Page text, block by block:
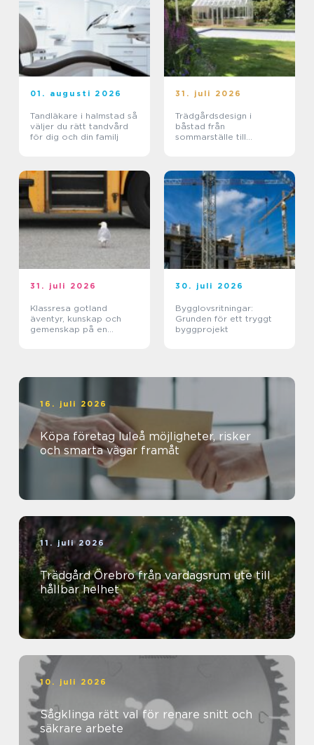
01. augusti 2026
Tandläkare i halmstad så
väljer du rätt tandvård
för dig och din familj
31. juli 2026
Trädgårdsdesign i
båstad från
sommarställe till
31. juli 2026
Klassresa gotland
äventyr, kunskap och
gemenskap på en
30. juli 2026
Bygglovsritningar:
Grunden för ett tryggt
byggprojekt
16. juli 2026
Köpa företag luleå möjligheter, risker
och smarta vägar framåt
11. juli 2026
Trädgård Örebro från vardagsrum ute till
hållbar helhet
10. juli 2026
Sågklinga rätt val för renare snitt och
säkrare arbete